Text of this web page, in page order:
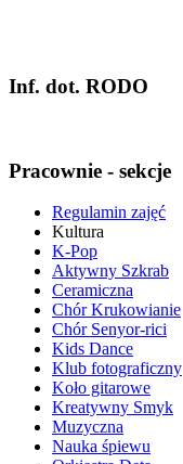
Inf. dot. RODO
Pracownie - sekcje
Regulamin zajęć
Kultura
K-Pop
Aktywny Szkrab
Ceramiczna
Chór Krukowianie
Chór Senyor-rici
Kids Dance
Klub fotograficzny
Koło gitarowe
Kreatywny Smyk
Muzyczna
Nauka śpiewu